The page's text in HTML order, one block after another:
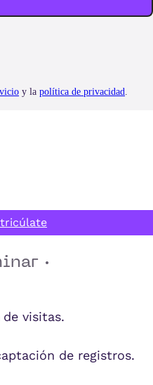
·
visitas.
de registros.